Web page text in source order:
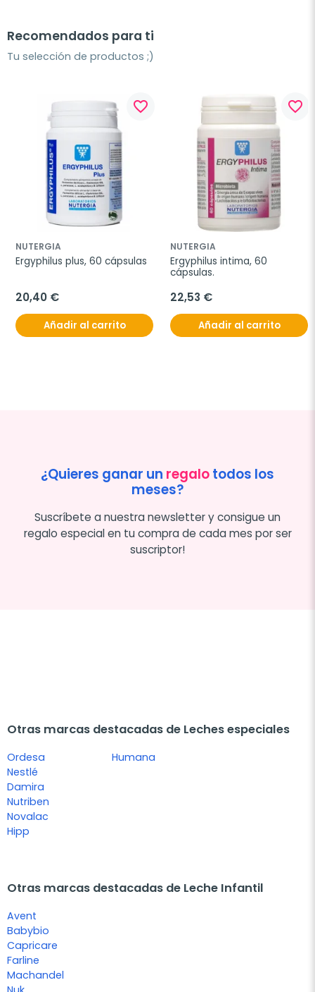
Recomendados para ti
Tu selección de productos ;)
favorite_border
NUTERGIA
Ergyphilus plus, 60 cápsulas
20,40 €
Añadir al carrito
favorite_border
NUTERGIA
Ergyphilus intima, 60
cápsulas.
22,53 €
Añadir al carrito
¿Quieres ganar un regalotodos los
meses?
Suscríbete a nuestra newsletter y consigue un
regalo especial en tu compra de cada mes por ser
suscriptor!
Otras marcas destacadas de Leches especiales
Ordesa
Nestlé
Damira
Nutriben
Novalac
Hipp
Humana
Otras marcas destacadas de Leche Infantil
Avent
Babybio
Capricare
Farline
Machandel